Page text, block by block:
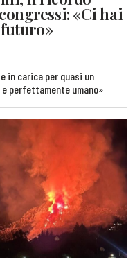
«Ci hai
in carica per quasi un
e perfettamente umano»